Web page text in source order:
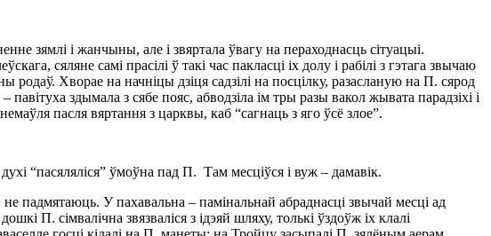
зямлі і жанчыны, але і звяртала ўвагу на пераходнасць сітуацыі.
сяляне самі прасілі ў такі час пакласці іх долу і рабілі з гэтага звычаю
Хворае на начніцы дзіця садзілі на посцілку, разасланую на П. сярод
здымала з сябе пояс, абводзіла ім тры разы вакол жывата парадзіхі і
пасля вяртання з царквы, каб “сагнаць з яго ўсё злое”.
“пасяляліся” ўмоўна пад П. Там месціўся і вуж – дамавік.
падмятаюць. У пахавальна – памінальнай абраднасці звычай месці ад
П. сімвалічна звязваліся з ідэяй шляху, толькі ўздоўж іх клалі